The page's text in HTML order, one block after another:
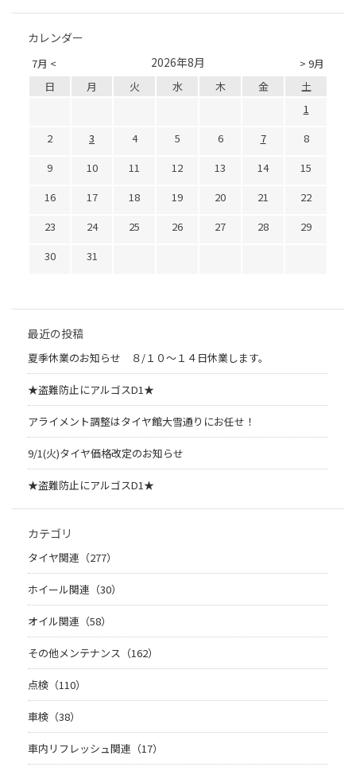
カレンダー
7月 < > 9月
2026年8月
日 月 火 水 木 金
土
1
2
3 4 5 6 7
8
9
10 11 12 13 14
15
16
17 18 19 20 21
22
23
24 25 26 27 28
29
30
31
最近の投稿
夏季休業のお知らせ ８/１０～１４日休業します。
★盗難防止にアルゴスD1★
アライメント調整はタイヤ館大雪通りにお任せ！
9/1(火)タイヤ価格改定のお知らせ
★盗難防止にアルゴスD1★
カテゴリ
タイヤ関連（277）
ホイール関連（30）
オイル関連（58）
その他メンテナンス（162）
点検（110）
車検（38）
車内リフレッシュ関連（17）